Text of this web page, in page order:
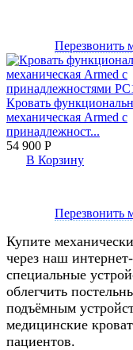
Перезвонить
Кровать
механическая Armed с
принадлежност...
54 900 Р
В Корзину
Перезвонить
Купите
через наш
специальные
облегчить
подъёмным
медицинские
пациентов.